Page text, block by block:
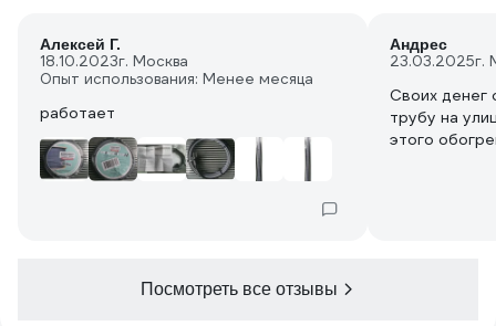
Алексей Г.
18.10.2023г. Москва
Опыт использования: Менее месяца
работает
Андрес
23.03.2025г.
Своих денег
трубу на
этого
Посмотреть все отзывы